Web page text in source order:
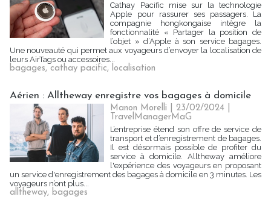
Cathay Pacific mise sur la technologie
Apple pour rassurer ses passagers. La
compagnie hongkongaise intègre la
fonctionnalité « Partager la position de
l’objet » d’Apple à son service bagages.
Une nouveauté qui permet aux voyageurs d’envoyer la localisation de
leurs AirTags ou accessoires...
bagages, cathay pacific, localisation
Aérien : Alltheway enregistre vos bagages à domicile
Manon Morelli | 23/02/2024
TravelManagerMaG
L’entreprise étend son offre de service de
transport et d’enregistrement de bagages.
Il est désormais possible de profiter du
service à domicile. Alltheway améliore
l'expérience des voyageurs en proposant
un service d'enregistrement des bagages à domicile en 3 minutes. Les
voyageurs n’ont plus...
alltheway, bagages